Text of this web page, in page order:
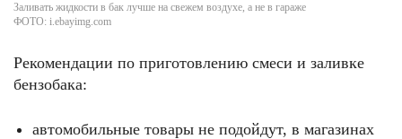
Заливать жидкости в бак лучше на свежем воздухе, а не в гараже
ФОТО: i.ebayimg.com
Рекомендации по приготовлению смеси и заливке
бензобака:
автомобильные товары не подойдут, в магазинах